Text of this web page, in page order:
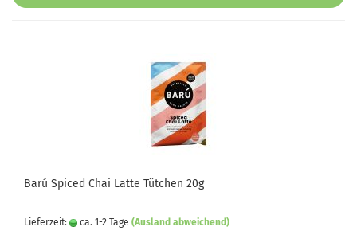
Barú Spiced Chai Latte Tütchen 20g
Lieferzeit: ca. 1-2 Tage (Ausland abweichend)